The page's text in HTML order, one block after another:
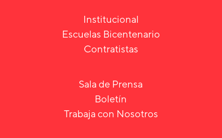
Institucional
Escuelas Bicentenario
Contratistas
Sala de Prensa
Boletín
Trabaja con Nosotros